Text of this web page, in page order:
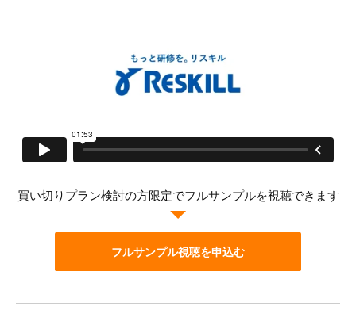
買い切りプラン検討の方限定でフルサンプルを視聴できます
フルサンプル視聴を申込む